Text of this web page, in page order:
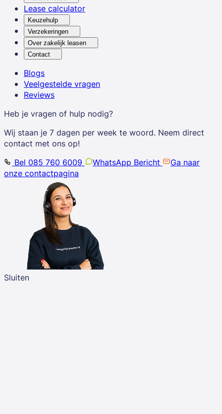
Lease calculator
Keuzehulp
Verzekeringen
Over zakelijk leasen
Contact
Blogs
Veelgestelde vragen
Reviews
Heb je vragen of hulp nodig?
Wij staan je 7 dagen per week te woord. Neem direct
contact met ons op!
Bel 085 760 6009
WhatsApp Bericht
Ga naar
onze contactpagina
Sluiten